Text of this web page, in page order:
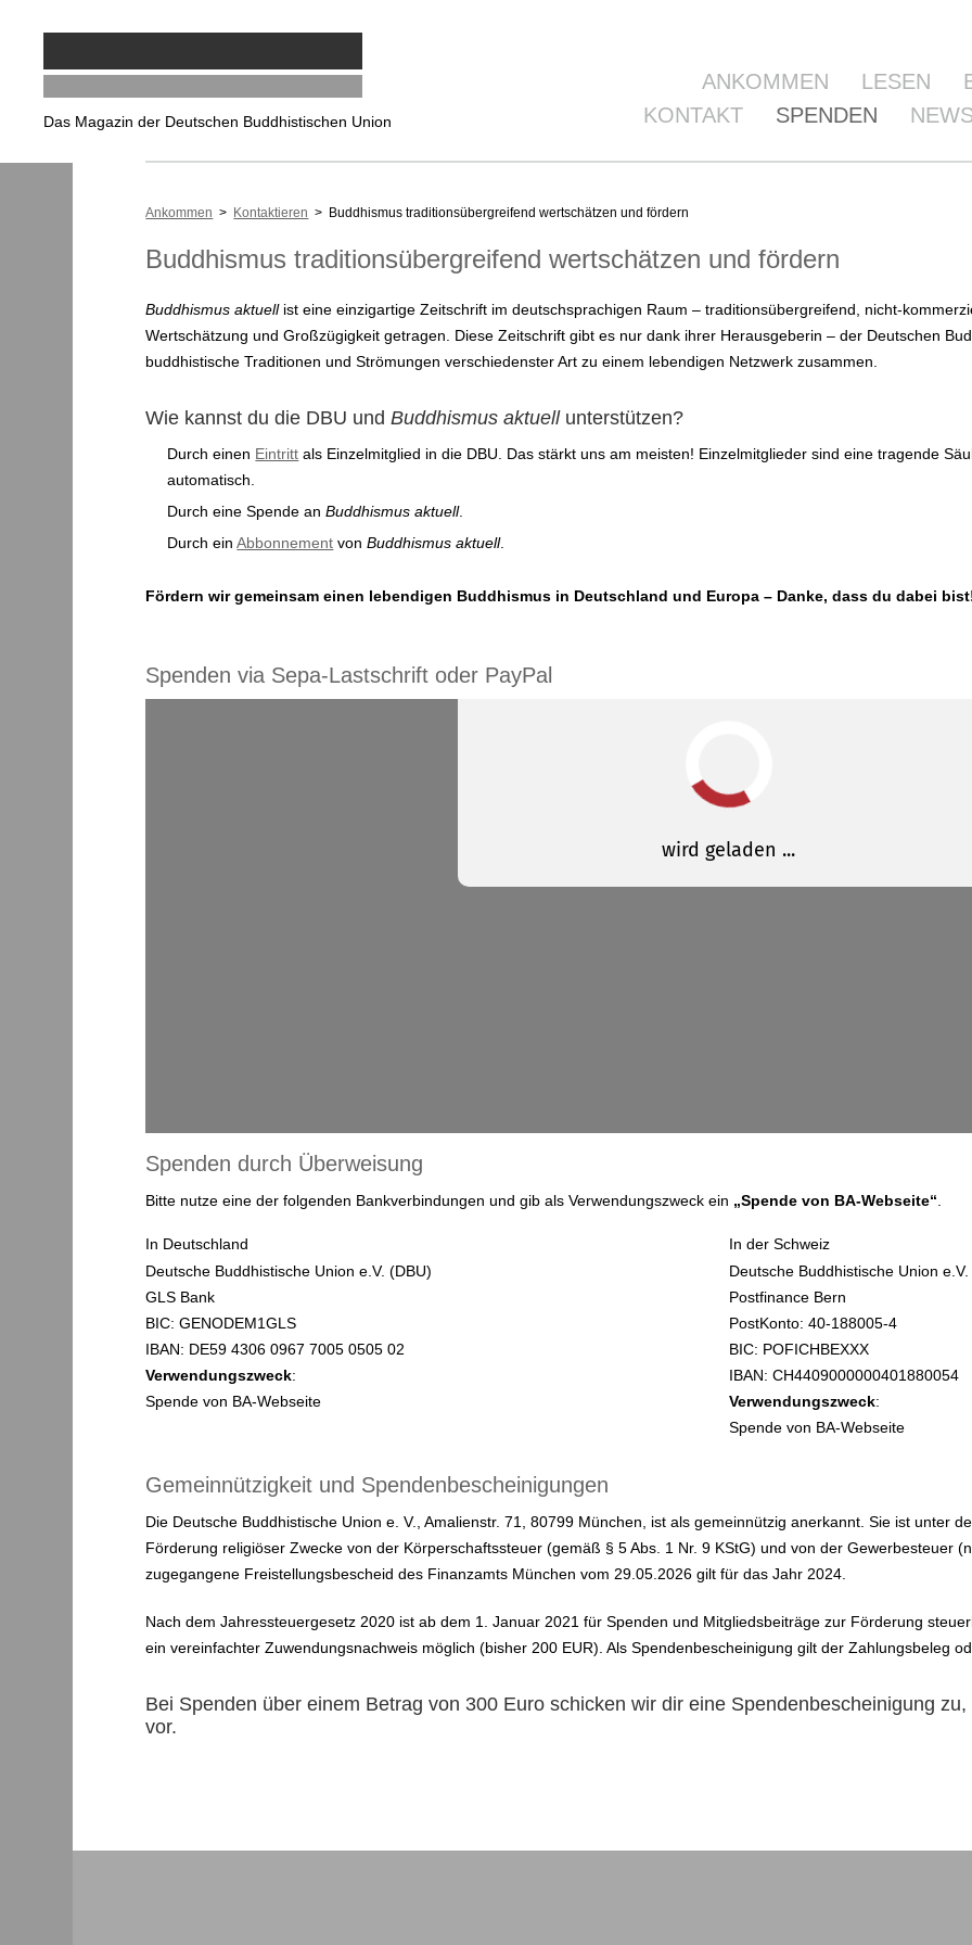
Das Magazin der Deutschen Buddhistischen Union
ANKOMMEN LESEN
KONTAKT
SPENDEN
Ankommen > Kontaktieren > Buddhismus traditionsübergreifend wertschätzen und fördern
Buddhismus traditionsübergreifend wertschätzen und fördern
Buddhismus aktuellist eine einzigartige Zeitschrift im deutschsprachigen Raum – traditionsübergreifend, nicht-
Wertschätzung und Großzügigkeit getragen. Diese Zeitschrift gibt es nur dank ihrer Herausgeberin – der Deutschen
buddhistische Traditionen und Strömungen verschiedenster Art zu einem lebendigen Netzwerk zusammen.
Wie kannst du die DBU undBuddhismus aktuell unterstützen?
Durch einen Eintritt als Einzelmitglied in die DBU. Das stärkt uns am meisten! Einzelmitglieder sind eine tragende
automatisch.
Durch eine Spende anBuddhismus aktuell.
Durch einAbbonnement vonBuddhismus aktuell.
Fördern wir gemeinsam einen lebendigen Buddhismus in Deutschland und Europa – Danke, dass du dabei
Spenden via Sepa-Lastschrift oder PayPal
Spenden durch Überweisung
Bitte nutze eine der folgenden Bankverbindungen und gib als Verwendungszweck ein „Spende von BA-Webseite“
In Deutschland
Deutsche Buddhistische Union e.V. (DBU)
GLS Bank
BIC: GENODEM1GLS
IBAN: DE59 4306 0967 7005 0505 02
Verwendungszweck:
Spende von BA-Webseite
In der Schweiz
Deutsche Buddhistische Union
Postfinance Bern
PostKonto: 40-188005-4
BIC: POFICHBEXXX
IBAN: CH4409000000401880054
Verwendungszweck:
Spende von BA-Webseite
Gemeinnützigkeit und Spendenbescheinigungen
Die Deutsche Buddhistische Union e. V., Amalienstr. 71, 80799 München, ist als gemeinnützig anerkannt. Sie ist unter
Förderung religiöser Zwecke von der Körperschaftssteuer (gemäß § 5 Abs. 1 Nr. 9 KStG) und von der Gewerbesteuer
zugegangene Freistellungsbescheid des Finanzamts München vom 29.05.2026 gilt für das Jahr 2024.
Nach dem Jahressteuergesetz 2020 ist ab dem 1. Januar 2021 für Spenden und Mitgliedsbeiträge zur Förderung
ein vereinfachter Zuwendungsnachweis möglich (bisher 200 EUR). Als Spendenbescheinigung gilt der Zahlungsbeleg
Bei Spenden über einem Betrag von 300 Euro schicken wir dir eine Spendenbescheinigung
vor.